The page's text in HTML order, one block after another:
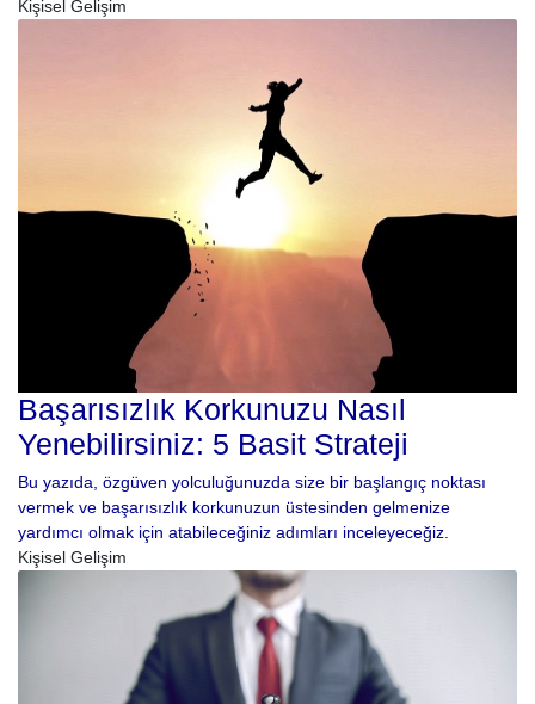
Kişisel Gelişim
Başarısızlık Korkunuzu Nasıl
Yenebilirsiniz: 5 Basit Strateji
Bu yazıda, özgüven yolculuğunuzda size bir başlangıç ​​noktası
vermek ve başarısızlık korkunuzun üstesinden gelmenize
yardımcı olmak için atabileceğiniz adımları inceleyeceğiz.
Kişisel Gelişim